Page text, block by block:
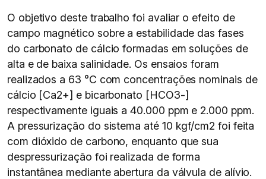
O objetivo deste trabalho foi avaliar o efeito de
campo magnético sobre a estabilidade das fases
do carbonato de cálcio formadas em soluções de
alta e de baixa salinidade. Os ensaios foram
realizados a 63 °C com concentrações nominais de
cálcio [Ca2+] e bicarbonato [HCO3-]
respectivamente iguais a 40.000 ppm e 2.000 ppm.
A pressurização do sistema até 10 kgf/cm2 foi feita
com dióxido de carbono, enquanto que sua
despressurização foi realizada de forma
instantânea mediante abertura da válvula de alívio.